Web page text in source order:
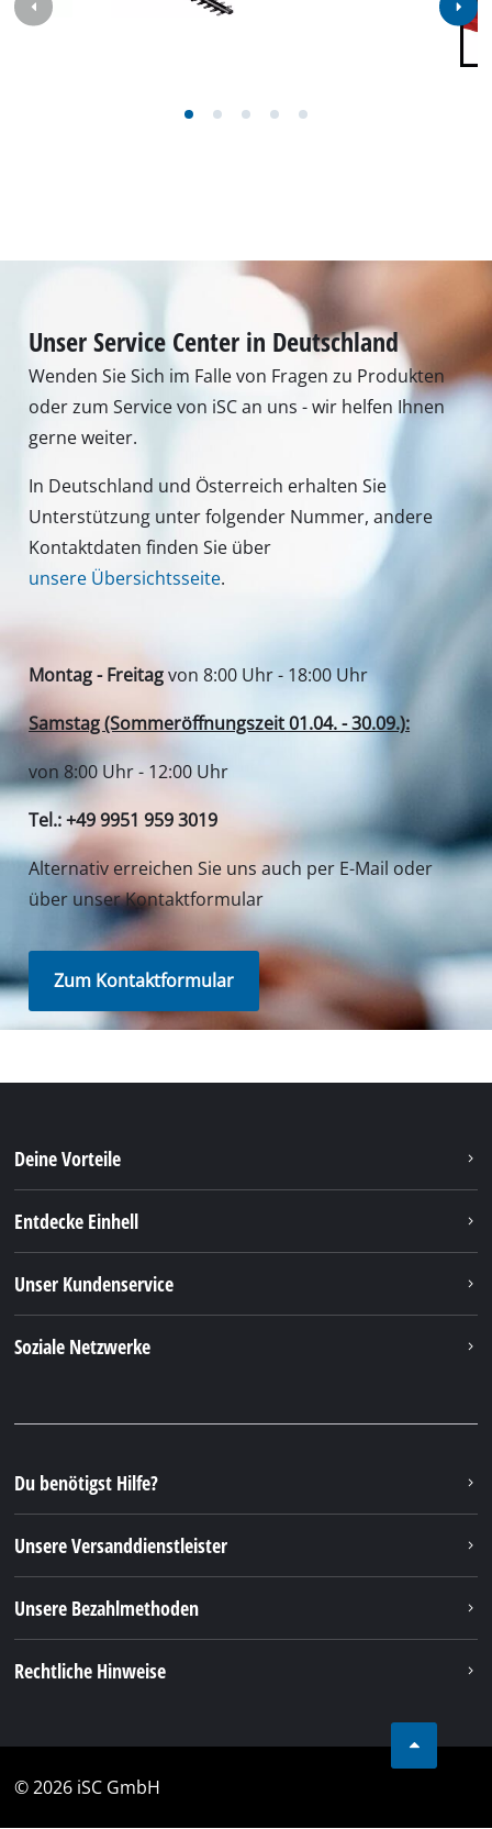
Unser Service Center in Deutschland
Wenden Sie Sich im Falle von Fragen zu Produkten
oder zum Service von iSC an uns - wir helfen Ihnen
gerne weiter.
In Deutschland und Österreich erhalten Sie
Unterstützung unter folgender Nummer, andere
Kontaktdaten finden Sie über
unsere Übersichtsseite.
Montag - Freitagvon 8:00 Uhr - 18:00 Uhr
Samstag (Sommeröffnungszeit 01.04. - 30.09.):
von 8:00 Uhr - 12:00 Uhr
Tel.: +49 9951 959 3019
Alternativ erreichen Sie uns auch per E-Mail oder
über unser Kontaktformular
Zum Kontaktformular
Deine Vorteile
Entdecke Einhell
Unser Kundenservice
Soziale Netzwerke
Du benötigst Hilfe?
Unsere Versanddienstleister
Unsere Bezahlmethoden
Rechtliche Hinweise
© 2026 iSC GmbH